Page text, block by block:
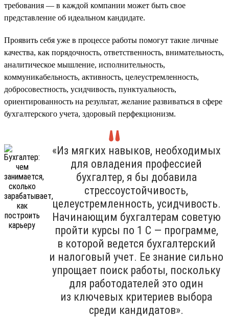
требования — в каждой компании может быть свое
представление об идеальном кандидате.
Проявить себя уже в процессе работы помогут такие личные
качества, как порядочность, ответственность, внимательность,
аналитическое мышление, исполнительность,
коммуникабельность, активность, целеустремленность,
добросовестность, усидчивость, пунктуальность,
ориентированность на результат, желание развиваться в сфере
бухгалтерского учета, здоровый перфекционизм.
«Из мягких навыков, необходимых
для овладения профессией
бухгалтер, я бы добавила
стрессоустойчивость,
целеустремленность, усидчивость.
Начинающим бухгалтерам советую
пройти курсы по 1 С — программе,
в которой ведется бухгалтерский
и налоговый учет. Ее знание сильно
упрощает поиск работы, поскольку
для работодателей это один
из ключевых критериев выбора
среди кандидатов».